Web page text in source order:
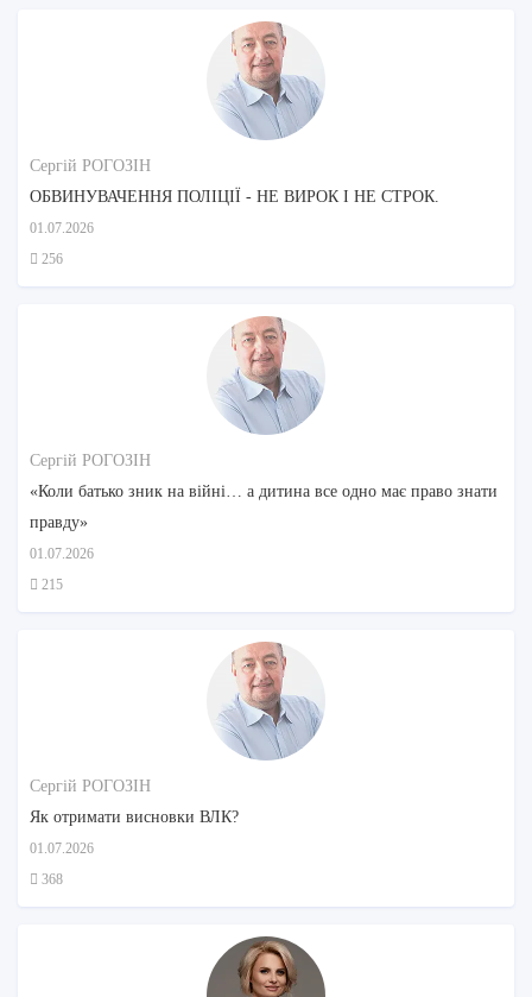
Сергій РОГОЗІН
ОБВИНУВАЧЕННЯ ПОЛІЦІЇ - НЕ ВИРОК І НЕ СТРОК.
01.07.2026
256
Сергій РОГОЗІН
«Коли батько зник на війні… а дитина все одно має право знати
правду»
01.07.2026
215
Сергій РОГОЗІН
Як отримати висновки ВЛК?
01.07.2026
368